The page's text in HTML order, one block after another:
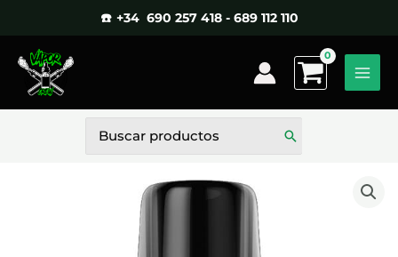
contenido
☎️ +34 690 257 418 - 689 112 110
por: